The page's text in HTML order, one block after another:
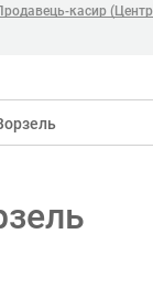
касир